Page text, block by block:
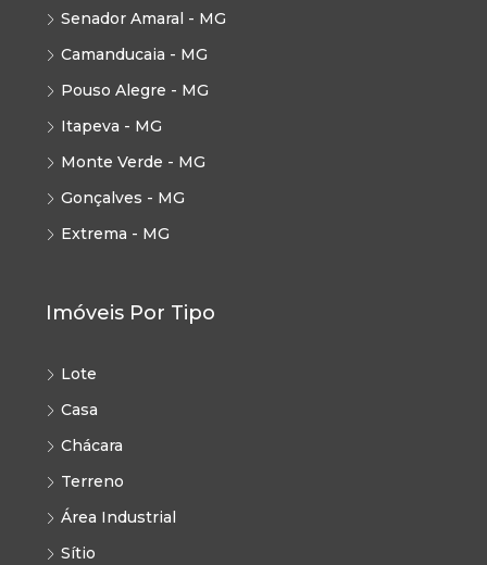
Senador Amaral - MG
Camanducaia - MG
Pouso Alegre - MG
Itapeva - MG
Monte Verde - MG
Gonçalves - MG
Extrema - MG
Imóveis Por Tipo
Lote
Casa
Chácara
Terreno
Área Industrial
Sítio